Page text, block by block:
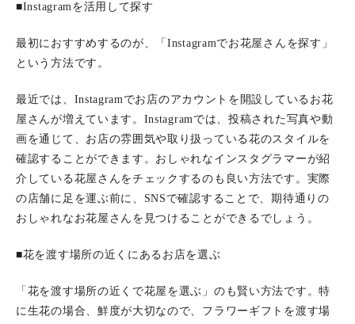
■Instagramを活用して探す
最初におすすめするのが、「Instagramでお花屋さんを探す」
という方法です。
最近では、Instagramでお店のアカウントを開設しているお花
屋さんが増えています。Instagramでは、投稿された写真や動
画を通じて、お店の雰囲気や取り扱っている花のスタイルを
確認することができます。おしゃれなインスタグラマーが紹
介している花屋さんをチェックするのも良い方法です。実際
の店舗に足を運ぶ前に、SNSで確認することで、期待通りの
おしゃれなお花屋さんを見つけることができるでしょう。
■花を渡す場所の近くにあるお店を選ぶ
「花を渡す場所の近くで花屋を選ぶ」のも賢い方法です。特
に生花の場合、鮮度が大切なので、フラワーギフトを渡す場